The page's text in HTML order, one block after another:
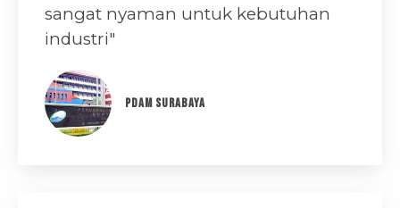
sangat nyaman untuk kebutuhan
industri"
PDAM SURABAYA